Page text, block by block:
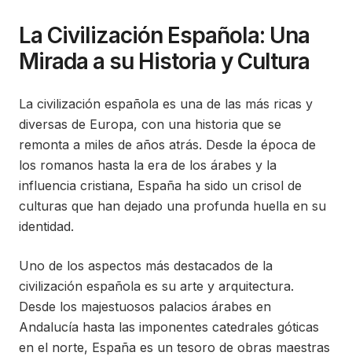
La Civilización Española: Una
Mirada a su Historia y Cultura
La civilización española es una de las más ricas y
diversas de Europa, con una historia que se
remonta a miles de años atrás. Desde la época de
los romanos hasta la era de los árabes y la
influencia cristiana, España ha sido un crisol de
culturas que han dejado una profunda huella en su
identidad.
Uno de los aspectos más destacados de la
civilización española es su arte y arquitectura.
Desde los majestuosos palacios árabes en
Andalucía hasta las imponentes catedrales góticas
en el norte, España es un tesoro de obras maestras